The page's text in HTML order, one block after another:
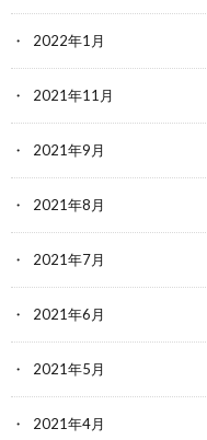
2022年1月
2021年11月
2021年9月
2021年8月
2021年7月
2021年6月
2021年5月
2021年4月